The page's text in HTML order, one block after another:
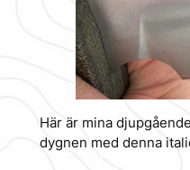
Här är mina
dygnen med denna